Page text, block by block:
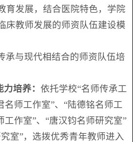
育发展，结合医院特色，学院
床教师发展的师资队伍建设模
承与现代相结合的师资队伍培
力培养：依托学校“名师传承工
名师工作室”、“陆德铭名师工
工作室”、“唐汉钧名师研究室”
室”，选拨优秀青年教师进入